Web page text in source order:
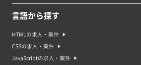
言語から探す
HTMLの求人・案件
CSSの求人・案件
JavaScriptの求人・案件